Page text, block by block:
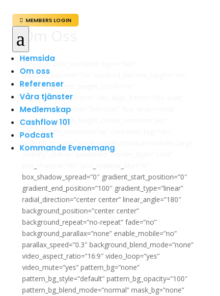
 MEMBERS LOGIN
a
Hemsida
Om oss
Referenser
Våra tjänster
Medlemskap
Cashflow 101
Podcast
Kommande Evenemang
Om Oss
[fusion_builder_container type=”flex”
hundred_percent=”no” hundred_percent_height=”no”
hundred_percent_height_scroll=”no”
align_content=”stretch” flex_align_items=”flex-start”
flex_justify_content=”flex-start” flex_wrap=”wrap”
hundred_percent_height_center_content=”yes”
equal_height_columns=”no” container_tag=”div”
hide_on_mobile=”small-visibility,medium-visibility,large-
visibility” status=”published” border_style=”solid”
box_shadow_spread=”0″ gradient_start_position=”0″
gradient_end_position=”100″ gradient_type=”linear”
radial_direction=”center center” linear_angle=”180″
background_position=”center center”
background_repeat=”no-repeat” fade=”no”
background_parallax=”none” enable_mobile=”no”
parallax_speed=”0.3″ background_blend_mode=”none”
video_aspect_ratio=”16:9″ video_loop=”yes”
video_mute=”yes” pattern_bg=”none”
pattern_bg_style=”default” pattern_bg_opacity=”100″
pattern_bg_blend_mode=”normal” mask_bg=”none”